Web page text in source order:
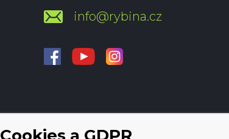
info@rybina.cz